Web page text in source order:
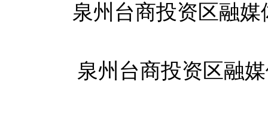
泉州台商投资区融
泉州台商投资区融